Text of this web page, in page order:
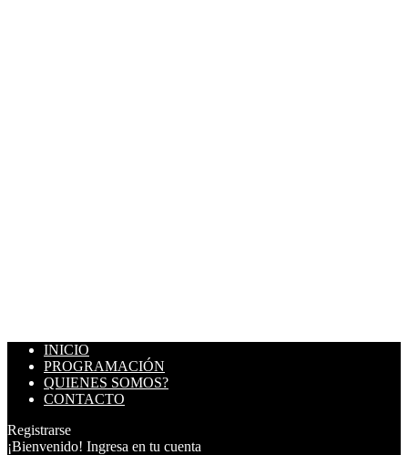
INICIO
PROGRAMACIÓN
QUIENES SOMOS?
CONTACTO
Registrarse
¡Bienvenido! Ingresa en tu cuenta